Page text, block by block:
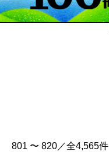
Pre
v
801 〜 820／全4,565件